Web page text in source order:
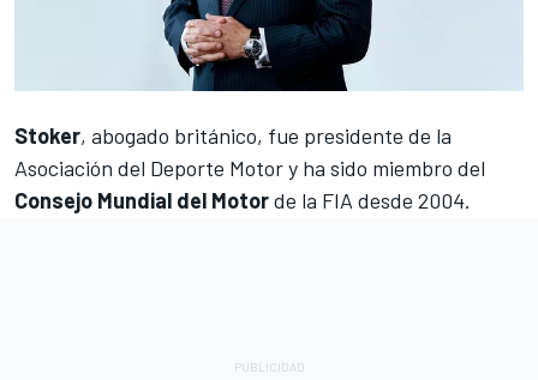
Stoker, abogado británico, fue presidente de la
Asociación del Deporte Motor y ha sido miembro del
Consejo Mundial del Motorde la FIA desde 2004.